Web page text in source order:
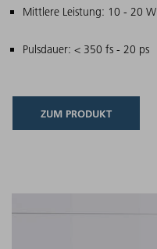
Hauptmerkmale
Mittlere Leistung: 10 - 20 W
Pulsdauer: < 350 fs - 20 ps
ZUM PRODUKT